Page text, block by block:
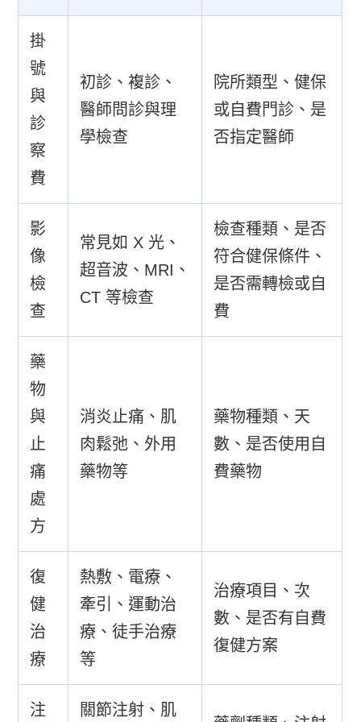
掛
號
與
診
察
費
初診、複診、
醫師問診與理
學檢查
院所類型、健保
或自費門診、是
否指定醫師
影
像
檢
查
常見如 X 光、
超音波、MRI、
CT 等檢查
檢查種類、是否
符合健保條件、
是否需轉檢或自
費
藥
物
與
止
痛
處
方
消炎止痛、肌
肉鬆弛、外用
藥物等
藥物種類、天
數、是否使用自
費藥物
復
健
治
療
熱敷、電療、
牽引、運動治
療、徒手治療
等
治療項目、次
數、是否有自費
復健方案
注 關節注射、肌